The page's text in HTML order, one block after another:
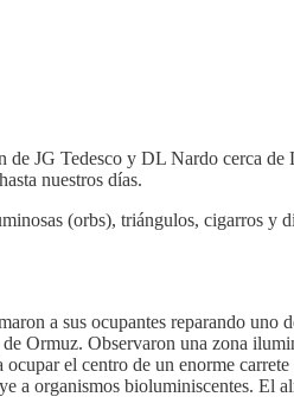
JG Tedesco y DL Nardo cerca
nuestros días.
(orbs), triángulos, cigarros y
a sus ocupantes reparando uno
Ormuz. Observaron una zona
el centro de un enorme
a organismos bioluminiscentes. El